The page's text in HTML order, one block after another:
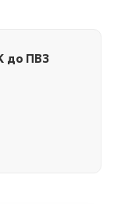
до ПВЗ